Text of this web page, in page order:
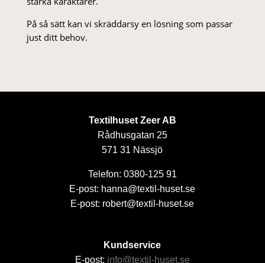
På så sätt kan vi skräddarsy en lösning som passar
just ditt behov.
Textilhuset Zeer AB
Rådhusgatan 25
571 31 Nässjö
Telefon: 0380-125 91
E-post: hanna@textil-huset.se
E-post: robert@textil-huset.se
Kundservice
E-post: info@textil-huset.se